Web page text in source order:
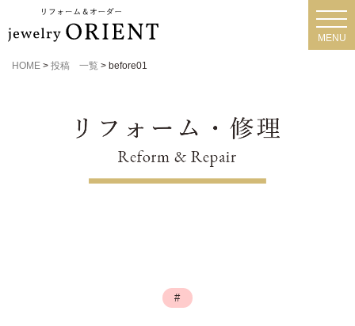
MENU
HOME > 投稿 一覧 > before01
#